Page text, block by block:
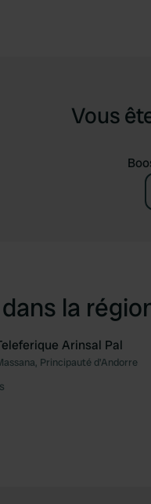
Vous
la
Arinsal Pal
Principauté d'Andorre